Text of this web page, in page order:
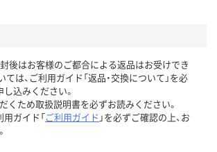
封後はお客様のご都合による返品はお受けでき
ては、ご利用ガイド「返品・交換について」を必
込みください。
くため取扱説明書を必ずお読みください。
用ガイド「ご利用ガイド 」を必ずご確認の上、お